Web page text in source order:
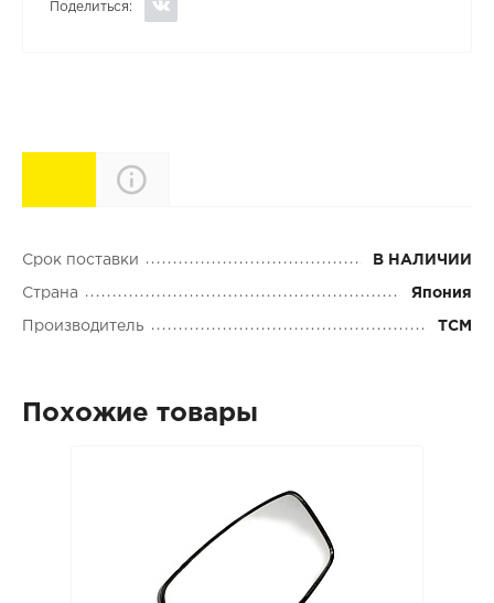
Поделиться:
Характеристики
Срок поставки В НАЛИЧИИ
Страна Япония
Производитель TCM
Похожие товары